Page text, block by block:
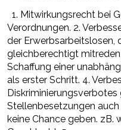
1. Mitwirkungsrecht bei
Verordnungen. 2.
der Erwerbsarbeitslosen,
gleichberechtigt
Schaffung einer
als erster Schritt. 4.
Stellenbesetzungen
keine Chance geben. zB.